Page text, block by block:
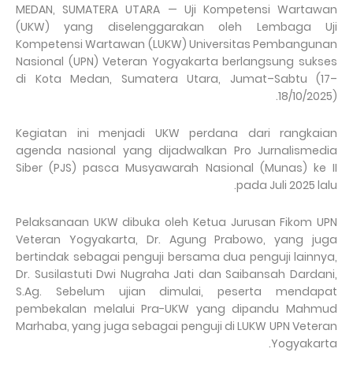
MEDAN, SUMATERA UTARA — Uji Kompetensi Wartawan
(UKW) yang diselenggarakan oleh Lembaga Uji
Kompetensi Wartawan (LUKW) Universitas Pembangunan
Nasional (UPN) Veteran Yogyakarta berlangsung sukses
di Kota Medan, Sumatera Utara, Jumat–Sabtu (17–
18/10/2025).
Kegiatan ini menjadi UKW perdana dari rangkaian
agenda nasional yang dijadwalkan Pro Jurnalismedia
Siber (PJS) pasca Musyawarah Nasional (Munas) ke II
pada Juli 2025 lalu.
Pelaksanaan UKW dibuka oleh Ketua Jurusan Fikom UPN
Veteran Yogyakarta, Dr. Agung Prabowo, yang juga
bertindak sebagai penguji bersama dua penguji lainnya,
Dr. Susilastuti Dwi Nugraha Jati dan Saibansah Dardani,
S.Ag. Sebelum ujian dimulai, peserta mendapat
pembekalan melalui Pra-UKW yang dipandu Mahmud
Marhaba, yang juga sebagai penguji di LUKW UPN Veteran
Yogyakarta.